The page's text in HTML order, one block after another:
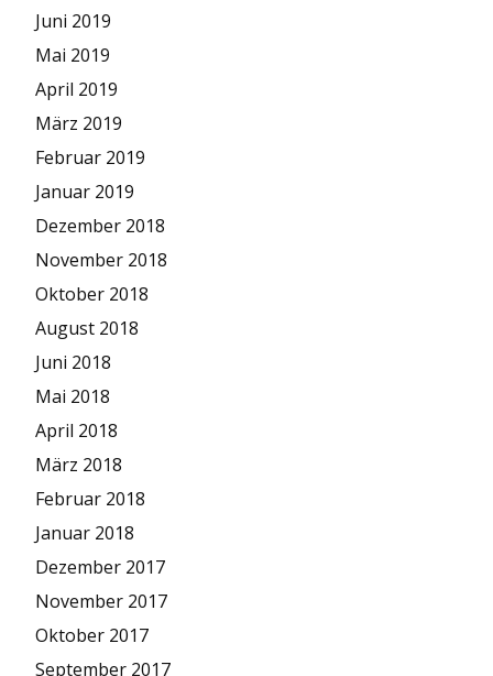
Juni 2019
Mai 2019
April 2019
März 2019
Februar 2019
Januar 2019
Dezember 2018
November 2018
Oktober 2018
August 2018
Juni 2018
Mai 2018
April 2018
März 2018
Februar 2018
Januar 2018
Dezember 2017
November 2017
Oktober 2017
September 2017